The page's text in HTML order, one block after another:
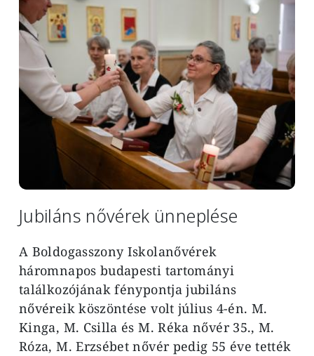
Jubiláns nővérek ünneplése
A Boldogasszony Iskolanővérek
háromnapos budapesti tartományi
találkozójának fénypontja jubiláns
nővéreik köszöntése volt július 4-én. M.
Kinga, M. Csilla és M. Réka nővér 35., M.
Róza, M. Erzsébet nővér pedig 55 éve tették